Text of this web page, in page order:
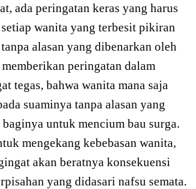
ada peringatan keras yang harus
wanita yang terbesit pikiran
alasan yang dibenarkan oleh
peringatan dalam
tegas, bahwa wanita mana saja
suaminya tanpa alasan yang
baginya untuk mencium bau surga.
mengekang kebebasan wanita,
akan beratnya konsekuensi
yang didasari nafsu semata.